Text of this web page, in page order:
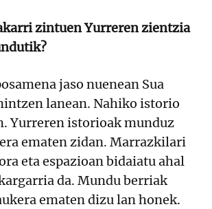
zintuen Yurreren zientzia
jaso nuenean Sua
lanean. Nahiko istorio
Yurreren istorioak munduz
ematen zidan. Marrazkilari
eta espazioan bidaiatu ahal
da. Mundu berriak
ematen dizu lan honek.